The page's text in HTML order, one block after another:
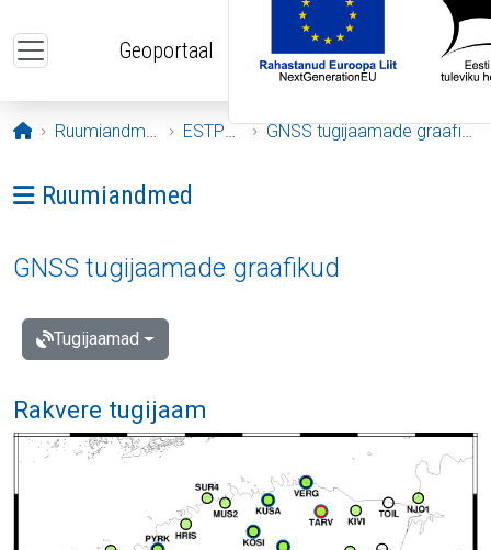
Geoportaal
Avaleht
Ruumiandmed ESTPOS GNSS tugijaamade graafikud
Ava menüü: Ruumiandmed
Ruumiandmed
GNSS tugijaamade graafikud
Tugijaamad
Rakvere tugijaam